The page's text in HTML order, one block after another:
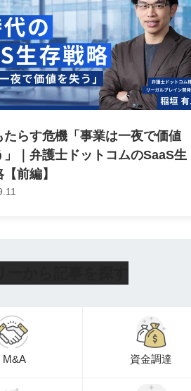
たらす危機「事業は一夜で価値
」｜弁護士ドットコムのSaaS生
前編】
M&A 資金調達